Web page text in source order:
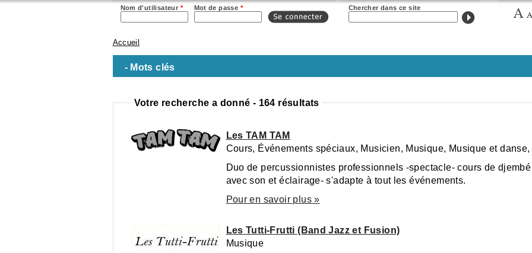
Nom d'utilisateur * Mot de passe *
Formulaire de
recherche
Chercher dans ce site
Vous êtes ici
Accueil
- Mots clés
Votre recherche a donné - 164 résultats
Les TAM TAM
Cours, Événements spéciaux, Musicien, Musique, Musique et
Duo de percussionnistes professionnels -spectacle- cours de
avec son et éclairage- s'adapte à tout les événements.
Pour en savoir plus »
Les Tutti-Frutti (Band Jazz et Fusion)
Musique